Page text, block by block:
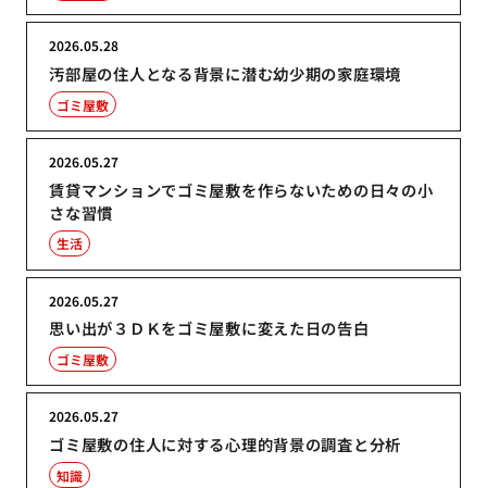
汚部屋の住人となる背景に潜む幼少期の家庭環境
2026.05.28
ゴミ屋敷
賃貸マンションでゴミ屋敷を作らないための日々の小
さな習慣
2026.05.27
生活
思い出が３ＤＫをゴミ屋敷に変えた日の告白
2026.05.27
ゴミ屋敷
ゴミ屋敷の住人に対する心理的背景の調査と分析
2026.05.27
知識